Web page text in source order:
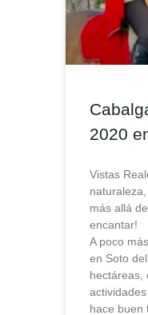
2020
Vistas
más allá
encantar!
A poco
en Soto
hectáreas,
hace buen